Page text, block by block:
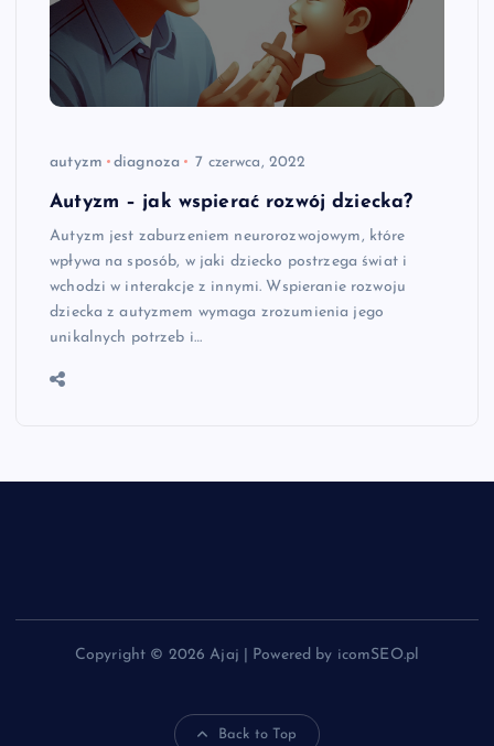
autyzm diagnoza 7 czerwca, 2022
Autyzm – jak wspierać rozwój dziecka?
Autyzm jest zaburzeniem neurorozwojowym, które
wpływa na sposób, w jaki dziecko postrzega świat i
wchodzi w interakcje z innymi. Wspieranie rozwoju
dziecka z autyzmem wymaga zrozumienia jego
unikalnych potrzeb i…
Copyright © 2026 Ajaj | Powered by icomSEO.pl
Back to Top